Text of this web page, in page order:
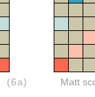
(6a) Matt